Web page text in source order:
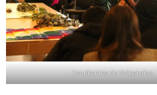
Estudiantes de Valparaíso